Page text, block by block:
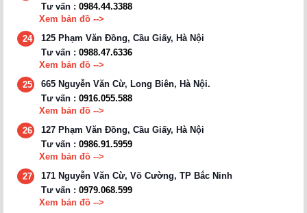
Tư vấn : 0984.44.3388
Xem bản đồ -->
24
125 Phạm Văn Đồng, Cầu Giấy, Hà Nội
Tư vấn : 0988.47.6336
Xem bản đồ -->
25
665 Nguyễn Văn Cừ, Long Biên, Hà Nội.
Tư vấn : 0916.055.588
Xem bản đồ -->
26
127 Phạm Văn Đồng, Cầu Giấy, Hà Nội
Tư vấn : 0986.91.5959
Xem bản đồ -->
27
171 Nguyễn Văn Cừ, Võ Cường, TP Bắc Ninh
Tư vấn : 0979.068.599
Xem bản đồ -->